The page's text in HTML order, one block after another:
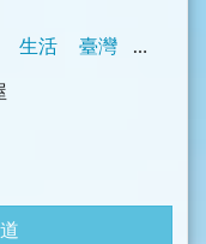
生活 臺灣 旅遊